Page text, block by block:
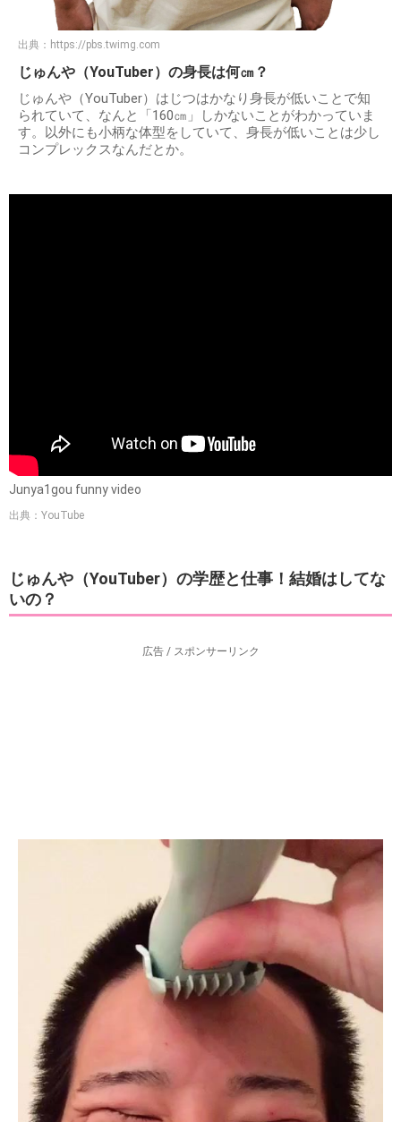
出典： https://pbs.twimg.com
じゅんや（YouTuber）の身長は何㎝？
じゅんや（YouTuber）はじつはかなり身長が低いことで知
られていて、なんと「160㎝」しかないことがわかっていま
す。以外にも小柄な体型をしていて、身長が低いことは少し
コンプレックスなんだとか。
Junya1gou funny video
出典：YouTube
じゅんや（YouTuber）の学歴と仕事！結婚はしてな
いの？
広告 / スポンサーリンク